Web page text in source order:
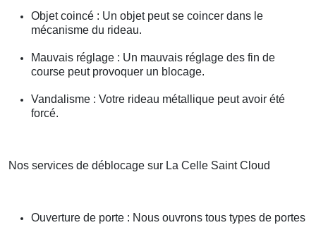
Objet coincé : Un objet peut se coincer dans le
mécanisme du rideau.
Mauvais réglage : Un mauvais réglage des fin de
course peut provoquer un blocage.
Vandalisme : Votre rideau métallique peut avoir été
forcé.
Nos services de déblocage sur La Celle Saint Cloud
Ouverture de porte : Nous ouvrons tous types de portes